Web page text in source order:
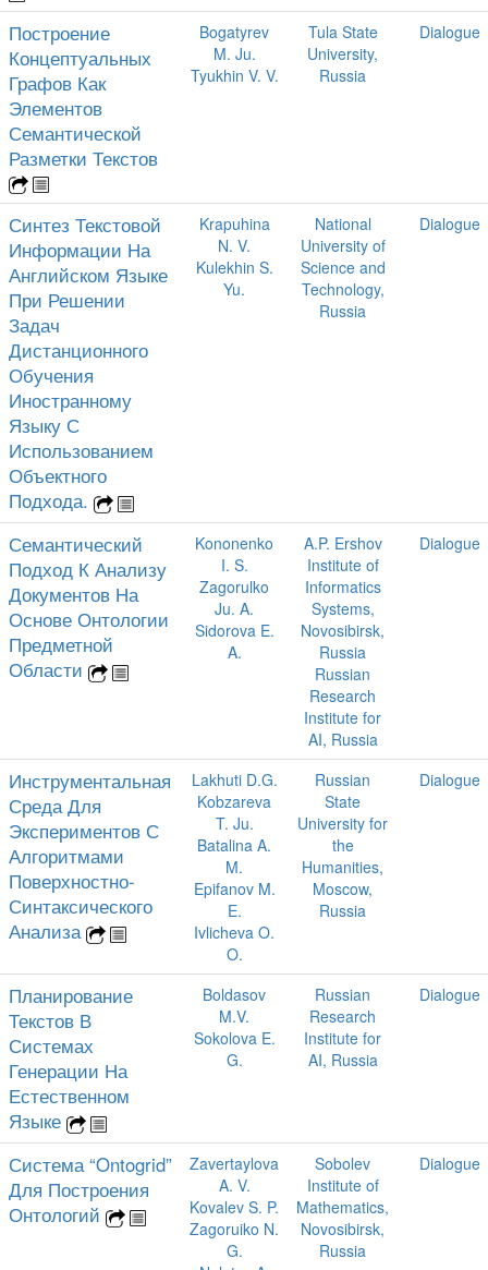
Построение
Концептуальных
Графов Как
Элементов
Семантической
Разметки Текстов
Bogatyrev
M. Ju.
Tyukhin V. V.
Tula State
University,
Russia
Dialogue
Синтез Текстовой
Информации На
Английском Языке
При Решении
Задач
Дистанционного
Обучения
Иностранному
Языку С
Использованием
Объектного
Подхода.
Krapuhina
N. V.
Kulekhin S.
Yu.
National
University of
Science and
Technology,
Russia
Dialogue
Семантический
Подход К Анализу
Документов На
Основе Онтологии
Предметной
Области
Kononenko
I. S.
Zagorulko
Ju. A.
Sidorova E.
A.
A.P. Ershov
Institute of
Informatics
Systems,
Novosibirsk,
Russia
Russian
Research
Institute for
AI, Russia
Dialogue
Инструментальная
Среда Для
Экспериментов С
Алгоритмами
Поверхностно-
Синтаксического
Анализа
Lakhuti D.G.
Kobzareva
T. Ju.
Batalina A.
M.
Epifanov M.
E.
Ivlicheva O.
O.
Russian
State
University for
the
Humanities,
Moscow,
Russia
Dialogue
Планирование
Текстов В
Системах
Генерации На
Естественном
Языке
Boldasov
M.V.
Sokolova E.
G.
Russian
Research
Institute for
AI, Russia
Dialogue
Система “Ontogrid”
Для Построения
Онтологий
Zavertaylova
A. V.
Kovalev S. P.
Zagoruiko N.
G.
Sobolev
Institute of
Mathematics,
Novosibirsk,
Russia
Dialogue